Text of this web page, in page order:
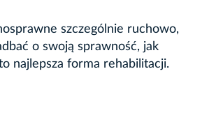
szczególnie ruchowo,
o swoją sprawność, jak
najlepsza forma rehabilitacji.